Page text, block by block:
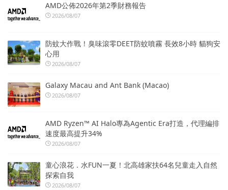
AMD公佈2026年第2季財務報告
2026/08/07
防蚊大作戰！臭味滾零DEET防蚊噴霧 長效8小時 貓狗安
心用
2026/08/07
Galaxy Macau and Ant Bank (Macao)
2026/08/07
AMD Ryzen™ AI Halo專為Agentic Era打造，代理編排
速度最高提升34%
2026/08/07
童心浪花．水FUN一夏！北高雄家扶64名兒童走入自然
探索自我
2026/08/07